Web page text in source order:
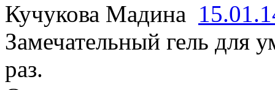
Кучукова Мадина
Замечательный гель для
раз.